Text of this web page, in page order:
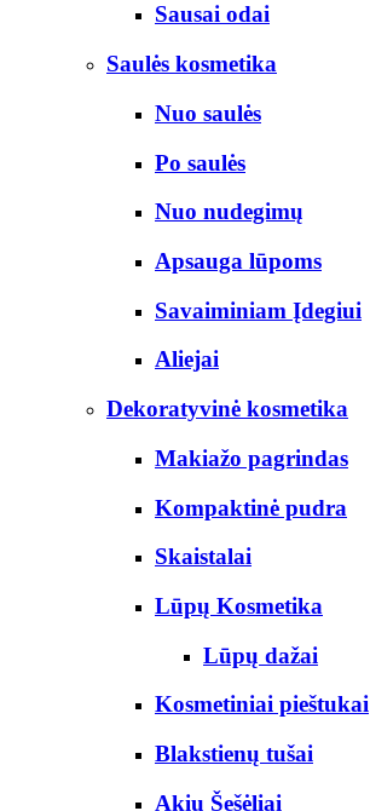
Sausai odai
Saulės kosmetika
Nuo saulės
Po saulės
Nuo nudegimų
Apsauga lūpoms
Savaiminiam Įdegiui
Aliejai
Dekoratyvinė kosmetika
Makiažo pagrindas
Kompaktinė pudra
Skaistalai
Lūpų Kosmetika
Lūpų dažai
Kosmetiniai pieštukai
Blakstienų tušai
Akių Šešėliai